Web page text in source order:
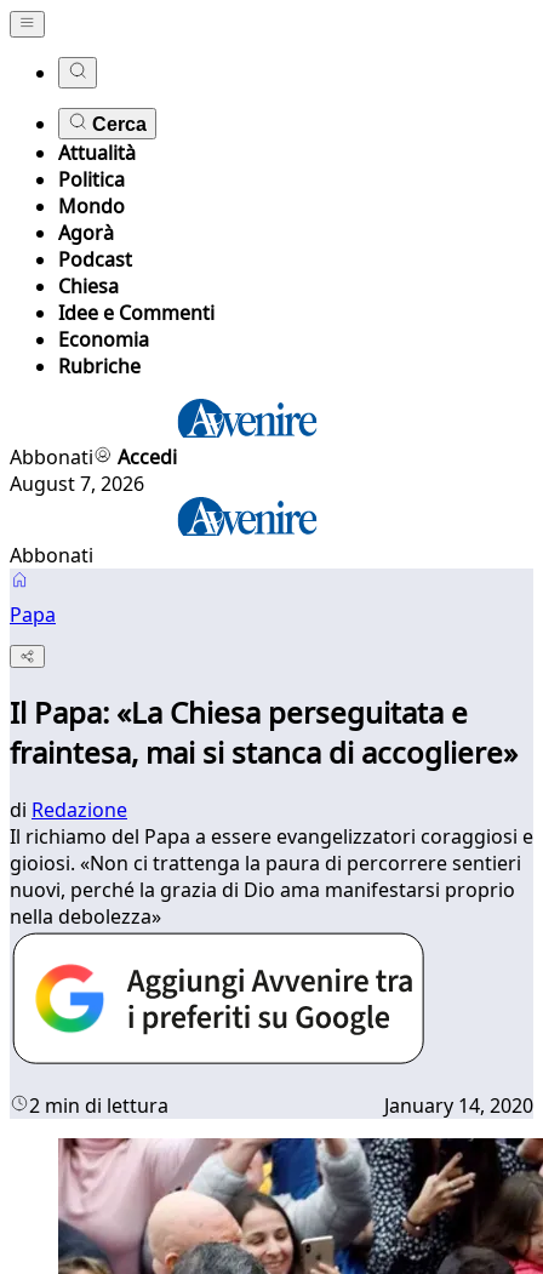
Cerca
Attualità
Politica
Mondo
Agorà
Podcast
Chiesa
Idee e Commenti
Economia
Rubriche
Abbonati
Accedi
August 7, 2026
Abbonati
Papa
Il Papa: «La Chiesa perseguitata e
fraintesa, mai si stanca di accogliere»
di Redazione
Il richiamo del Papa a essere evangelizzatori coraggiosi e
gioiosi. «Non ci trattenga la paura di percorrere sentieri
nuovi, perché la grazia di Dio ama manifestarsi proprio
nella debolezza»
2 min di lettura January 14, 2020